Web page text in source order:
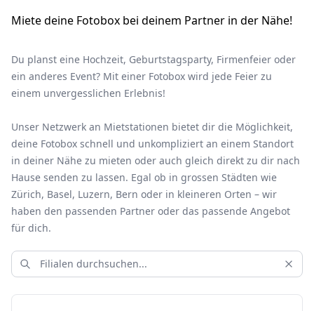
Miete deine Fotobox bei deinem Partner in der Nähe!
Du planst eine Hochzeit, Geburtstagsparty, Firmenfeier oder
ein anderes Event? Mit einer Fotobox wird jede Feier zu
einem unvergesslichen Erlebnis!
Unser Netzwerk an Mietstationen bietet dir die Möglichkeit,
deine Fotobox schnell und unkompliziert an einem Standort
in deiner Nähe zu mieten oder auch gleich direkt zu dir nach
Hause senden zu lassen. Egal ob in grossen Städten wie
Zürich, Basel, Luzern, Bern oder in kleineren Orten – wir
haben den passenden Partner oder das passende Angebot
für dich.